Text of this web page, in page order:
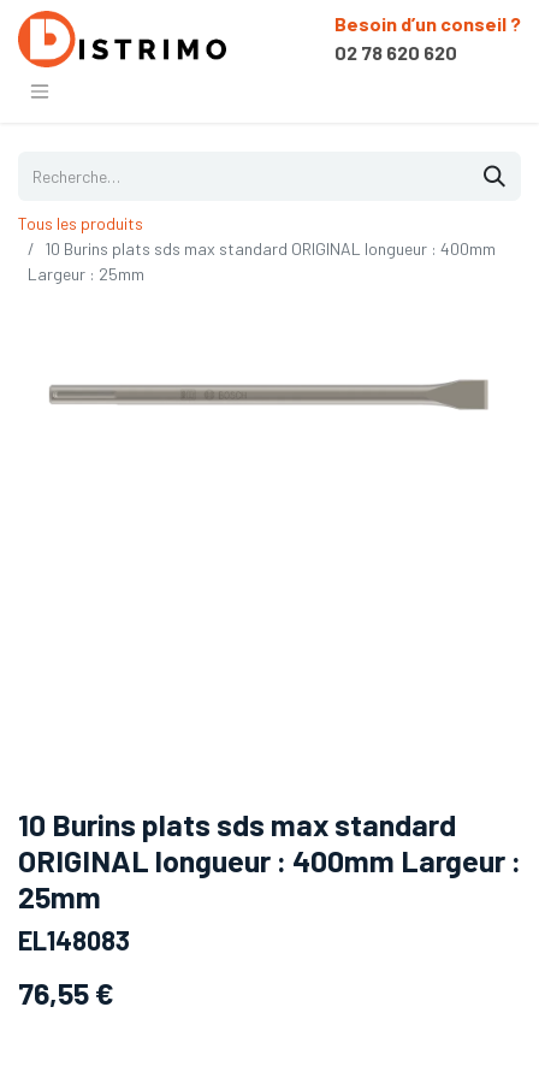
Besoin d’un conseil ?
02 78 620 620
Tous les produits
10 Burins plats sds max standard ORIGINAL longueur : 400mm
Largeur : 25mm
10 Burins plats sds max standard
ORIGINAL longueur : 400mm Largeur :
25mm
EL148083
76,55 €